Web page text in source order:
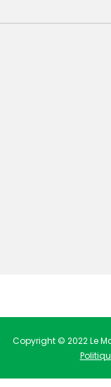
Copyright © 2022 Le